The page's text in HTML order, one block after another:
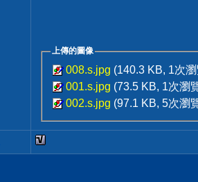
上傳的圖像
008.s.jpg (140.3 KB, 1次
001.s.jpg (73.5 KB, 1次瀏
002.s.jpg (97.1 KB, 5次瀏